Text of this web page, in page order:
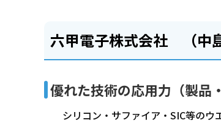
六甲電子株式会社 （中
優れた技術の応用力（製品
シリコン・サファイア・SIC等のウ